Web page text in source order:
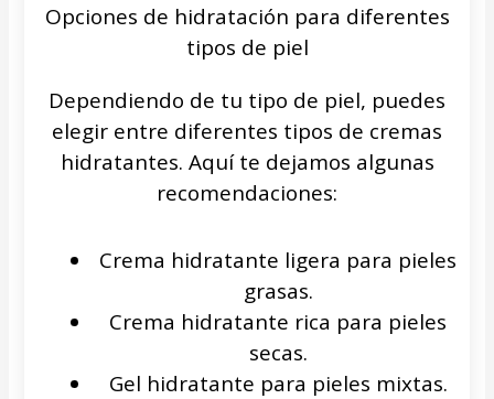
Opciones de hidratación para diferentes
tipos de piel
Dependiendo de tu tipo de piel, puedes
elegir entre diferentes tipos de cremas
hidratantes. Aquí te dejamos algunas
recomendaciones:
Crema hidratante ligera para pieles
grasas.
Crema hidratante rica para pieles
secas.
Gel hidratante para pieles mixtas.